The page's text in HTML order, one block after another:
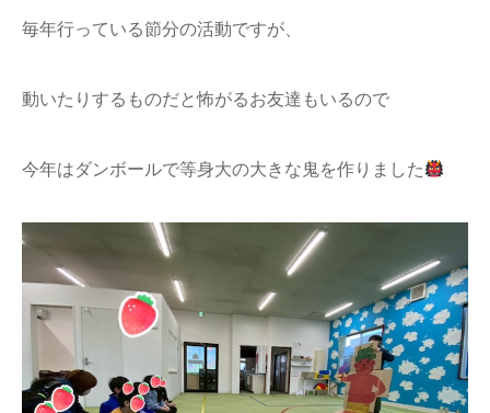
毎年行っている節分の活動ですが、
動いたりするものだと怖がるお友達もいるので
今年はダンボールで等身大の大きな鬼を作りました